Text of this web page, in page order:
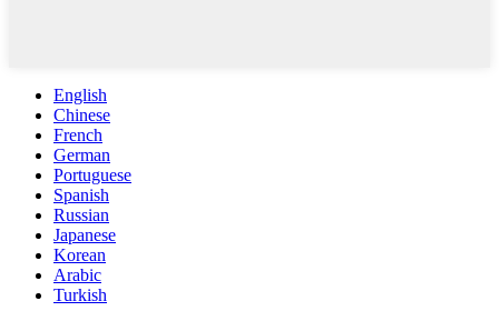
English
Chinese
French
German
Portuguese
Spanish
Russian
Japanese
Korean
Arabic
Turkish